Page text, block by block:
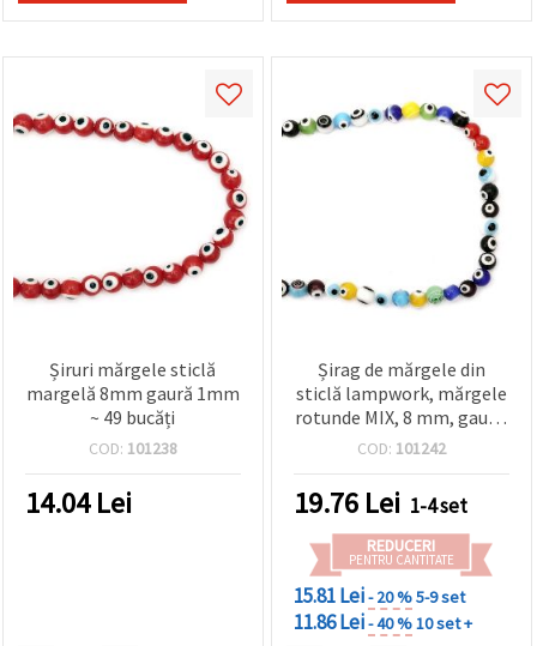
Șiruri mărgele sticlă
margelă 8mm gaură 1mm
~ 49 bucăți
COD: 101238
14.04Lei
Șirag de mărgele din
sticlă lampwork, mărgele
rotunde MIX, 8 mm, gaură:
1 mm, ~48 bucăți
COD: 101242
19.76 Lei 1-4 set
REDUCERI
PENTRU CANTITATE
15.81 Lei- 20 %5-9 set
11.86 Lei- 40 %10 set +